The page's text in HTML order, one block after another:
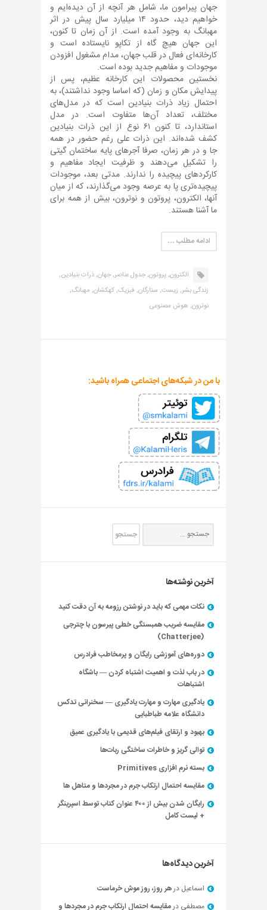
جهان پیرامون ما، شامل هر آنچه از آن دیده‌ایم و
خواهیم دید، حدود ۱۴ میلیارد سال پیش در اثر
مهبانگ به وجود آمده است. از آن زمان تا کنون،
این جهان هیچ گاه از تکاپو نایستاده است و
کارخانه‌ای فعال در قلب جهان، مدام مشغول افزودن
موجودات و مفاهیم جدید بوده است.
نخستین محصولات این کارخانه عظیم، پس از
پیدایش مکان و زمان (که اساسا وجود نداشتند)، به
احتمال زیاد ذرات بنیادین است که در مدل‌های
مختلف، تعداد آن‌ها متفاوت است. در مدل
استاندارد، تا کنون ۶۱ نوع از این ذرات بنیادین
کشف شده‌اند. این ذرات علی رغم حضور در همه
جا و در هر زمان، صرفا آجرهای پایه ساختمان گیتی
را تشکیل می‌دهند و ظرفیت ایجاد مفاهیم و
کارکردهای پیچیده را ندارند. مدتی بعد، موجودات
پیچیده‌تری پا به عرصه وجود می‌گذارند، که از میان
آنها، الکترون، پروتون و نوترون، بیش از همه برای
ما آشنا هستند.
ادامه مطلب …
الکترون,پروتون,جدول عناصر,جهان,ذرات بنیادین,
زندگی بشر, زیست, ستارگان, فیزیک,کهکشان, مهبانگ,
نوترون, هوش مصنوعی
با من در شبکه‌های اجتماعی همراه باشید:
آخرین نوشته‌ها
نکات مهمی که باید در نوشتن رزومه به آن دقت کنید
مقایسه ضریب همبستگی خطی پیرسون با چترجی
(Chatterjee)
دوره‌های آموزشی رایگان و پرمخاطب فرادرس
در باب لذت و اهمیت اشتباه کردن — باشگاه
اشتباهات
یادگیری مهارت و مهارت یادگیری — سخنرانی تدکس
دانشگاه علامه طباطبایی
بهبود و ارتقای فیلم‌های قدیمی با یادگیری عمیق
توالی گریز و خاطرات ساختگی ربات‌ها
بسته نرم افزاری Primitives
مقایسه احتمال ارتکاب جرم در مجردها و متاهل ها
رایگان شدن بیش از ۴۰۰ عنوان کتاب توسط اسپرینگر
+ لیست کامل
آخرین دیدگاه‌ها
اسماعیل درهر روز، روز موش خرماست
مصطفی درمقایسه احتمال ارتکاب جرم در مجردها و